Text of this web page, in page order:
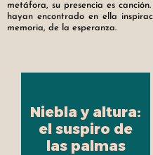
metáfora, su presencia es
hayan encontrado en ella
memoria, de la esperanza.
Niebla y altura:
el suspiro de
las palmas